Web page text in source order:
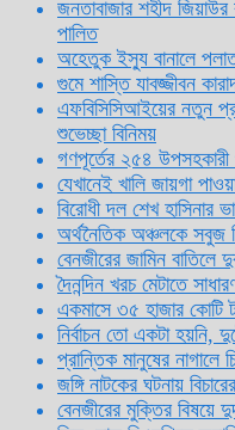
জনতাবাজার শহীদ
পালিত
অহেতুক ইস্যু বানালে
গুমে শাস্তি যাবজ্জীবন
এফবিসিসিআইয়ের নতুন
শুভেচ্ছা বিনিময়
গণপূর্তের ২৫৪
যেখানেই খালি জায়গা
বিরোধী দল শেখ হাসিনার
অর্থনৈতিক অঞ্চলকে সবুজ
বেনজীরের জামিন বাতিলে
দৈনন্দিন খরচ মেটাতে
একমাসে ৩৫ হাজার কোটি
নির্বাচন তো একটা হয়নি,
প্রান্তিক মানুষের নাগালে
জঙ্গি নাটকের ঘটনায়
বেনজীরের মুক্তির বিষয়ে